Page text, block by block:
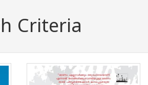
Criteria